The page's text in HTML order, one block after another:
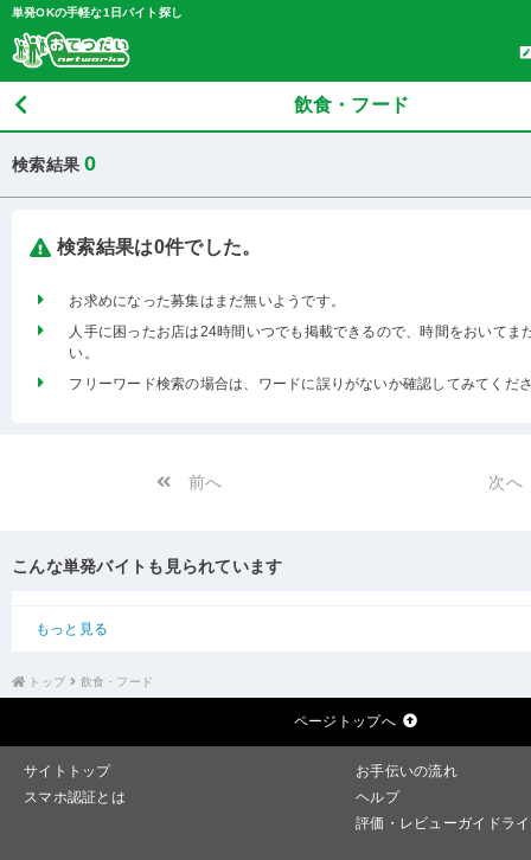
単発OKの手軽な1日バイト探し
飲食・フード
検索結果0
検索結果は0件でした。
お求めになった募集はまだ無いようです。
人手に困ったお店は24時間いつでも掲載できるので、時間をおいてま
い。
フリーワード検索の場合は、ワードに誤りがないか確認してみてくだ
前へ 次へ
こんな単発バイトも見られています
もっと見る
トップ 飲食・フード
ページトップへ
サイトトップ
お手伝いの流れ
スマホ認証とは
ヘルプ
評価・レビューガイドラ